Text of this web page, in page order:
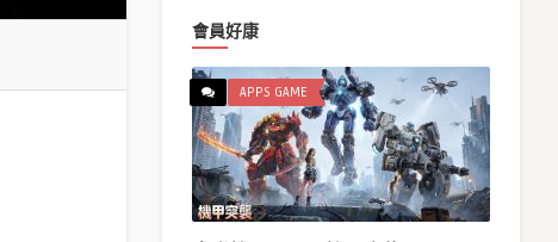
會員好康
APPS GAME